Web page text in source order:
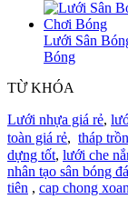
Lưới Sân
Bóng
TỪ KHÓA
Lưới nhựa giá rẻ,
toàn giá rẻ, tháp
dựng tốt, lưới che
nhân tạo sân bóng đá
tiên , cap chong xoan